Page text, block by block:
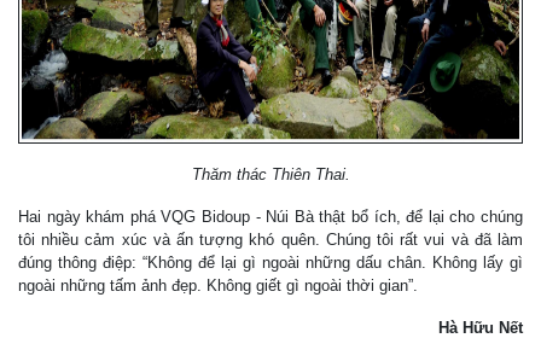
Thăm thác Thiên Thai.
Hai ngày khám phá VQG Bidoup - Núi Bà thật bổ ích, để lại cho chúng
tôi nhiều cảm xúc và ấn tượng khó quên. Chúng tôi rất vui và đã làm
đúng thông điệp: “Không để lại gì ngoài những dấu chân. Không lấy gì
ngoài những tấm ảnh đẹp. Không giết gì ngoài thời gian”.
Hà Hữu Nết